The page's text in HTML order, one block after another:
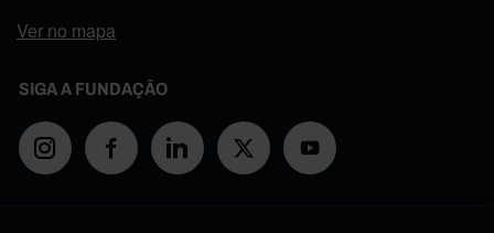
Ver no mapa
SIGA A FUNDAÇÃO